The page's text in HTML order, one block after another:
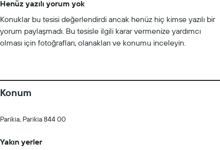
Henüz yazılı yorum yok
Konuklar bu tesisi değerlendirdi ancak henüz hiç kimse yazılı bir
yorum paylaşmadı. Bu tesisle ilgili karar vermenize yardımcı
olması için fotoğrafları, olanakları ve konumu inceleyin.
Konum
Parikia, Parikia 844 00
Yakın yerler